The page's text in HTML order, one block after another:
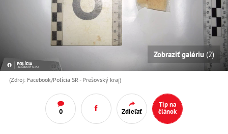
Zobraziť galériu (2)
(Zdroj: Facebook/Polícia SR - Prešovský kraj )
0 Zdieľať
Tip na
článok